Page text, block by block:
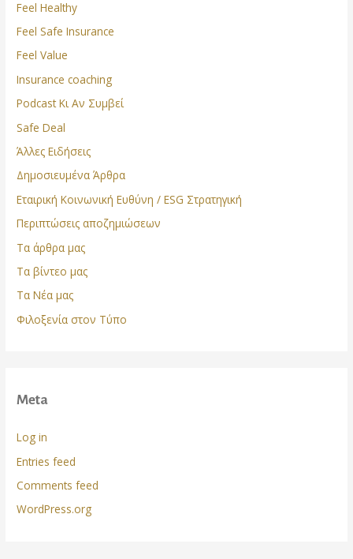
Feel Healthy
Feel Safe Insurance
Feel Value
Insurance coaching
Podcast Κι Αν Συμβεί
Safe Deal
Άλλες Ειδήσεις
Δημοσιευμένα Άρθρα
Εταιρική Κοινωνική Ευθύνη / ESG Στρατηγική
Περιπτώσεις αποζημιώσεων
Τα άρθρα μας
Τα βίντεο μας
Τα Νέα μας
Φιλοξενία στον Τύπο
Meta
Log in
Entries feed
Comments feed
WordPress.org